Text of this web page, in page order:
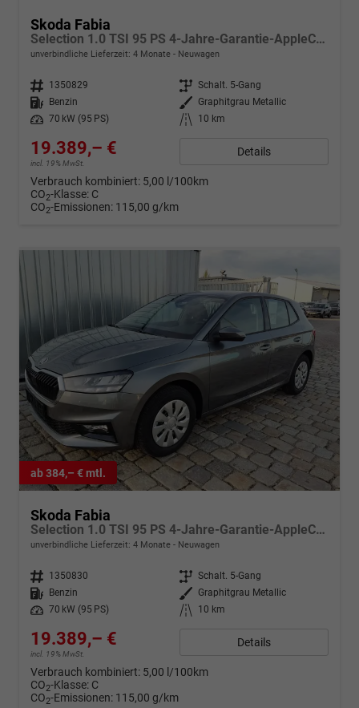
Skoda Fabia
Selection 1.0 TSI 95 PS 4-Jahre-Garantie-AppleCarPlay-AndroidAuto-LED-PDC-Sitzheizung-DAB-Klima
unverbindliche Lieferzeit: 4 Monate Neuwagen
Fahrzeugnr. 1350829 Getriebe Schalt. 5-Gang
Kraftstoff
Benzin Außenfarbe
Graphitgrau Metallic
Leistung
70 kW (95 PS) Kilometerstand 10 km
19.389,– €
incl. 19% MwSt.
Details
Verbrauch kombiniert: 5,00 l/100km
CO2-Klasse: C
CO2-Emissionen: 115,00 g/km
ab 384,– € mtl.
Skoda Fabia
Selection 1.0 TSI 95 PS 4-Jahre-Garantie-AppleCarPlay-AndroidAuto-LED-PDC-Sitzheizung-DAB-Klima
unverbindliche Lieferzeit: 4 Monate Neuwagen
Fahrzeugnr. 1350830 Getriebe Schalt. 5-Gang
Kraftstoff
Benzin Außenfarbe
Graphitgrau Metallic
Leistung
70 kW (95 PS) Kilometerstand 10 km
19.389,– €
incl. 19% MwSt.
Details
Verbrauch kombiniert: 5,00 l/100km
CO2-Klasse: C
CO2-Emissionen: 115,00 g/km